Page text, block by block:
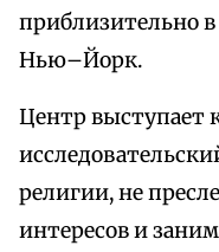
приблизительно
Нью–Йорк.
Центр выступает
религии, не
интересов и